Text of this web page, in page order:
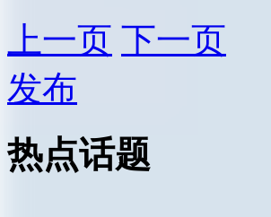
上一页 下一页
发布
热点话题